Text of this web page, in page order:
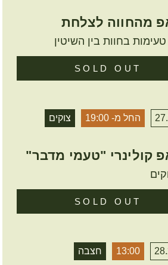
מהחווה לצלחת
בחוות בין השיטין
SOLD OUT
החל מ- 19:00 צוקים
קולינרי "טעמי מדבר"
SOLD OUT
13:00 חצבה